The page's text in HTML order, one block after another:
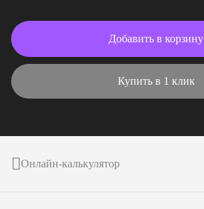
Добавить в корзину
Купить в 1 клик
Онлайн-калькулятор